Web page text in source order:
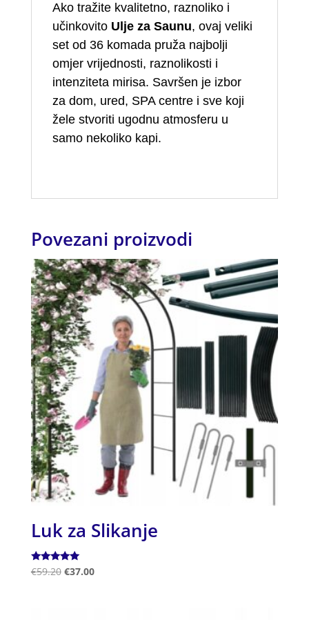
Ako tražite kvalitetno, raznoliko i
učinkovito Ulje za Saunu, ovaj veliki
set od 36 komada pruža najbolji
omjer vrijednosti, raznolikosti i
intenziteta mirisa. Savršen je izbor
za dom, ured, SPA centre i sve koji
žele stvoriti ugodnu atmosferu u
samo nekoliko kapi.
Povezani proizvodi
Luk za Slikanje
Ocjenjeno
5.00
€59.20 €37.00